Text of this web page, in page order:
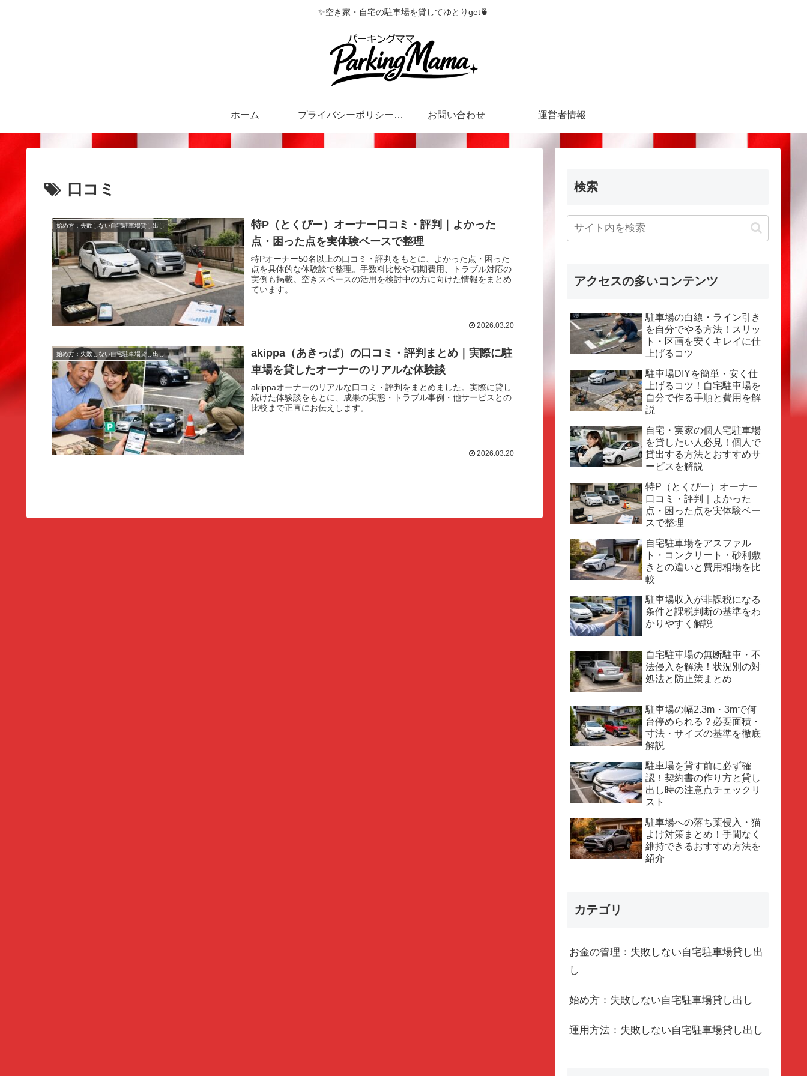
✨空き家・自宅の駐車場を貸してゆとりget🍵
ホーム プライバシーポリシー・特定商取引法に基づく表記 お問い合わせ 運営者情報
口コミ
始め方：失敗しない自宅駐車場貸し出し
特P（とくぴー）オーナー口コミ・評判｜よかった
点・困った点を実体験ベースで整理
特Pオーナー50名以上の口コミ・評判をもとに、よかった点・困った
点を具体的な体験談で整理。手数料比較や初期費用、トラブル対応の
実例も掲載。空きスペースの活用を検討中の方に向けた情報をまとめ
ています。
2026.03.20
始め方：失敗しない自宅駐車場貸し出し
akippa（あきっぱ）の口コミ・評判まとめ｜実際に駐
車場を貸したオーナーのリアルな体験談
akippaオーナーのリアルな口コミ・評判をまとめました。実際に貸し
続けた体験談をもとに、成果の実態・トラブル事例・他サービスとの
比較まで正直にお伝えします。
2026.03.20
検索
アクセスの多いコンテンツ
駐車場の白線・ライン引き
を自分でやる方法！スリッ
ト・区画を安くキレイに仕
上げるコツ
駐車場DIYを簡単・安く仕
上げるコツ！自宅駐車場を
自分で作る手順と費用を解
説
自宅・実家の個人宅駐車場
を貸したい人必見！個人で
貸出する方法とおすすめサ
ービスを解説
特P（とくぴー）オーナー
口コミ・評判｜よかった
点・困った点を実体験ベー
スで整理
自宅駐車場をアスファル
ト・コンクリート・砂利敷
きとの違いと費用相場を比
較
駐車場収入が非課税になる
条件と課税判断の基準をわ
かりやすく解説
自宅駐車場の無断駐車・不
法侵入を解決！状況別の対
処法と防止策まとめ
駐車場の幅2.3m・3mで何
台停められる？必要面積・
寸法・サイズの基準を徹底
解説
駐車場を貸す前に必ず確
認！契約書の作り方と貸し
出し時の注意点チェックリ
スト
駐車場への落ち葉侵入・猫
よけ対策まとめ！手間なく
維持できるおすすめ方法を
紹介
カテゴリ
お金の管理：失敗しない自宅駐車場貸し出
し
始め方：失敗しない自宅駐車場貸し出し
運用方法：失敗しない自宅駐車場貸し出し